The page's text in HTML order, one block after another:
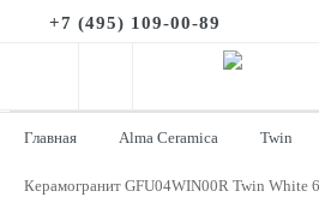
+7 (495) 109-00-89
Главная Alma Ceramica Twin
Керамогранит GFU04WIN00R Twin White